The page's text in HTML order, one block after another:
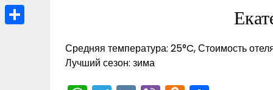
Средняя температура: 25°C, Стоимость
Лучший сезон: зима
Odnoklassniki